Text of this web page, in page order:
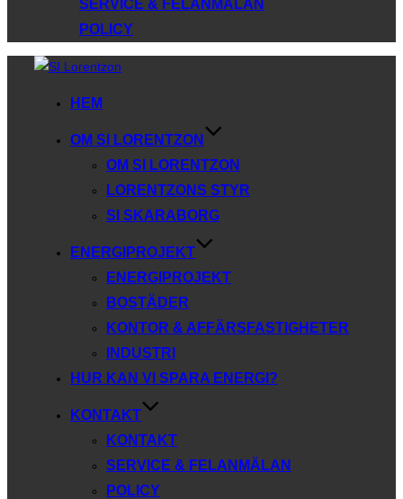
SERVICE & FELANMÄLAN
POLICY
Hoppa
HEM
OM SI LORENTZON
OM SI LORENTZON
LORENTZONS STYR
SI SKARABORG
ENERGIPROJEKT
ENERGIPROJEKT
BOSTÄDER
KONTOR & AFFÄRSFASTIGHETER
INDUSTRI
HUR KAN VI SPARA ENERGI?
KONTAKT
KONTAKT
SERVICE & FELANMÄLAN
POLICY